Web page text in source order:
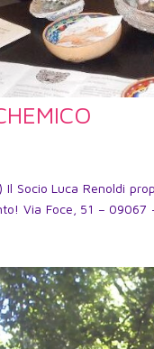
Socio Luca Renoldi
Via Foce, 51 –